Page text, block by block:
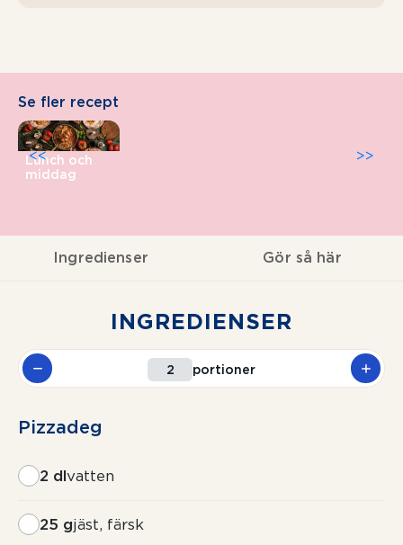
Se fler recept
Lunch och
middag
>>
<<
Ingredienser Gör så här
INGREDIENSER
portioner
Pizzadeg
2 dlvatten
25 gjäst, färsk